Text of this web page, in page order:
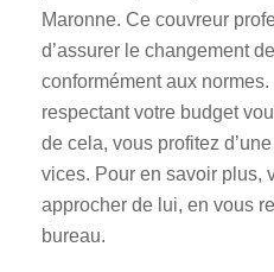
Maronne. Ce couvreur
d’assurer le changement
conformément aux
respectant votre budget
de cela, vous profitez
vices. Pour en savoir plus,
approcher de lui, en vous
bureau.